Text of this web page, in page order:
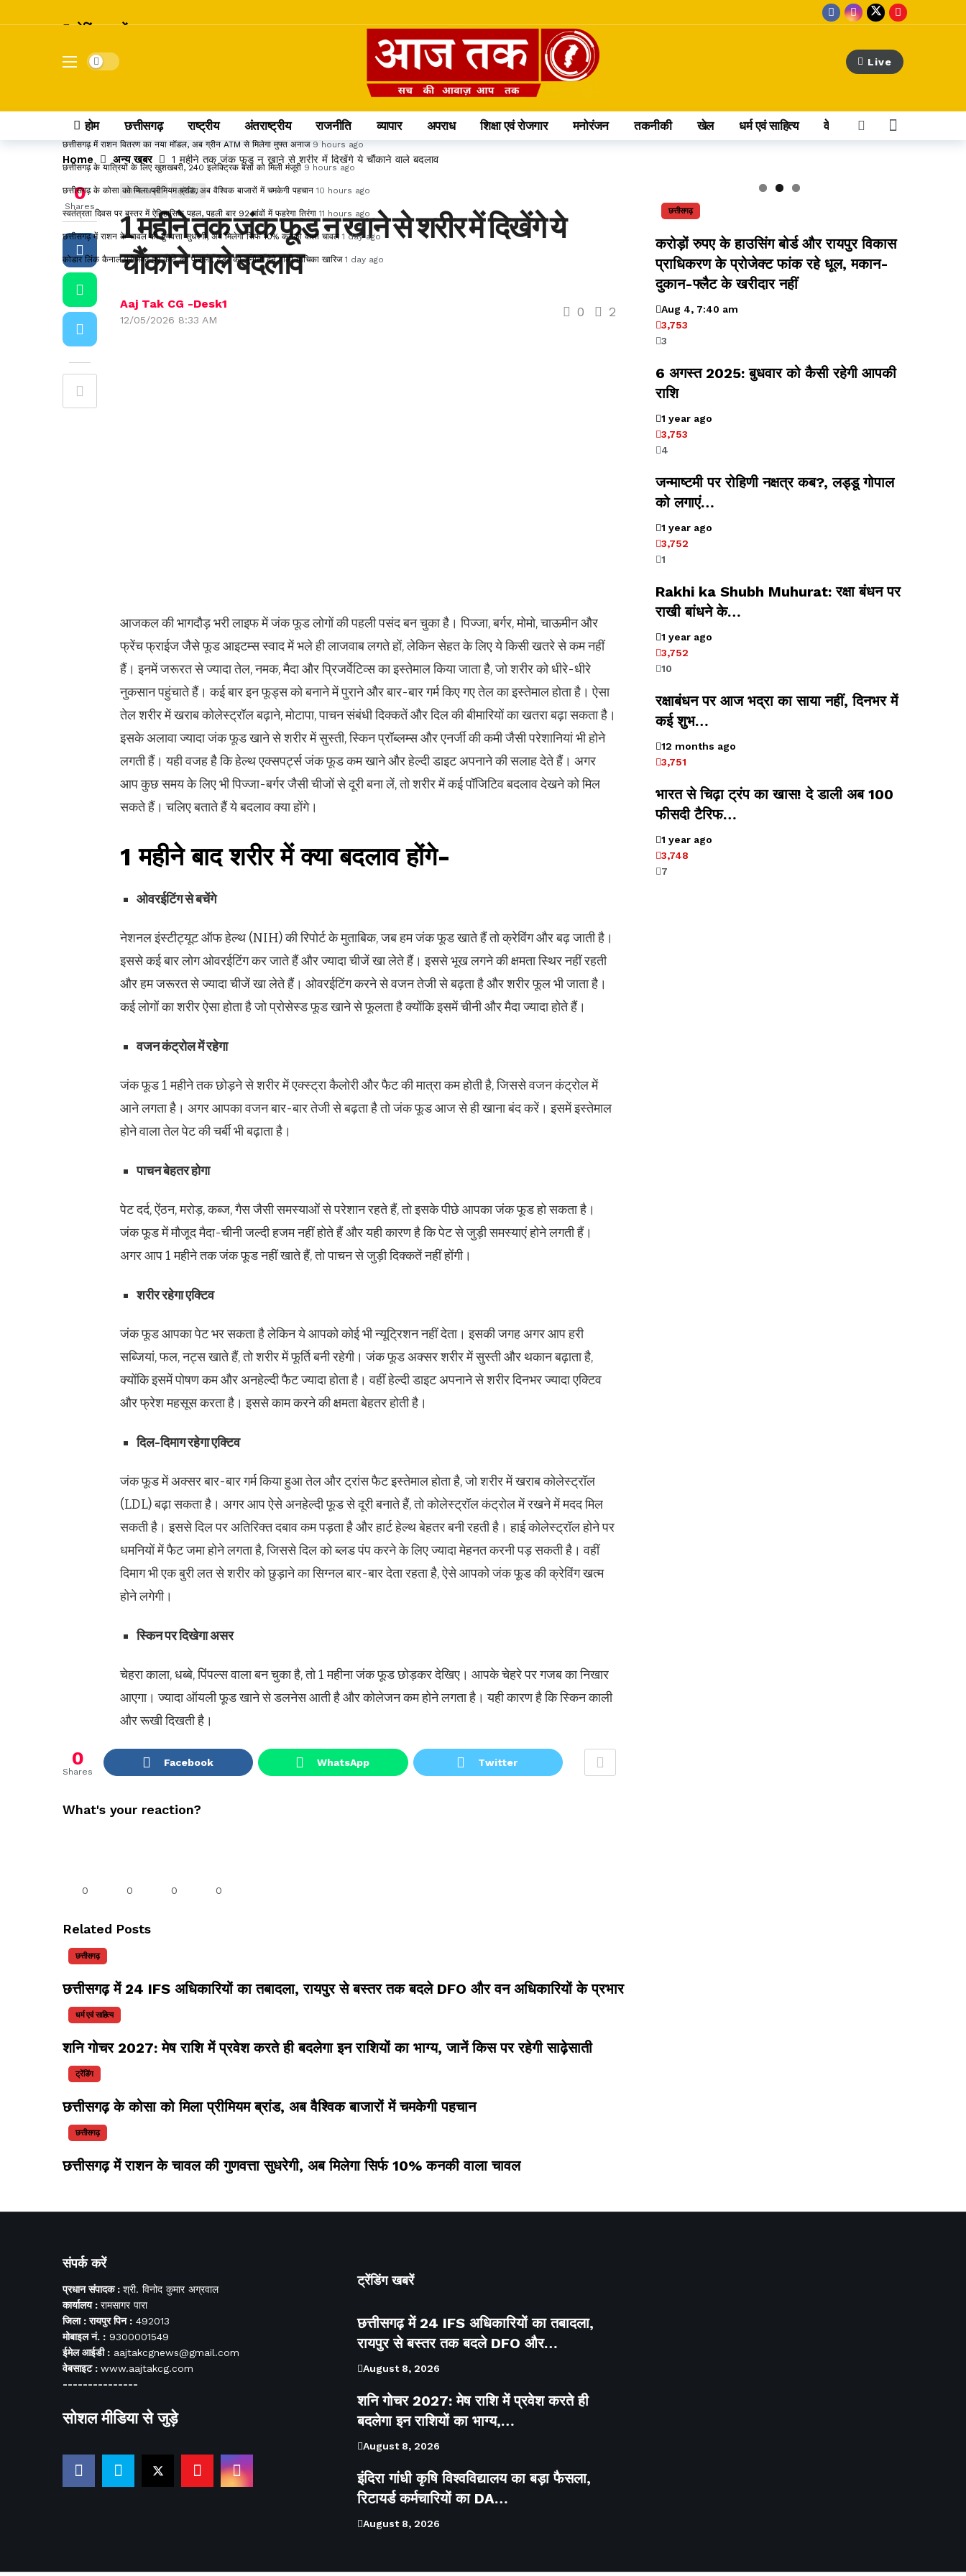
ब्रेकिंग खबरें
छत्तीसगढ़ में 24 IFS अधिकारियों का तबादला, रायपुर से बस्तर तक बदले DFO और वन अधिकारियों के प्रभार 8 hours ago
9 hours ago
सांवले रंग और नौकरी पर तानों से परेशान पति, न्याय की मांग लेकर पहुंचा अदालत 9 hours ago
छत्तीसगढ़ में राशन वितरण का नया मॉडल, अब ग्रीन ATM से मिलेगा मुफ्त अनाज 9 hours ago
छत्तीसगढ़ के यात्रियों के लिए खुशखबरी, 240 इलेक्ट्रिक बसों को मिली मंजूरी 9 hours ago
छत्तीसगढ़ के कोसा को मिला प्रीमियम ब्रांड, अब वैश्विक बाजारों में चमकेगी पहचान 10 hours ago
स्वतंत्रता दिवस पर बस्तर में ऐतिहासिक पहल, पहली बार 92 गांवों में फहरेगा तिरंगा 11 hours ago
छत्तीसगढ़ में राशन के चावल की गुणवत्ता सुधरेगी, अब मिलेगा सिर्फ 10% कनकी वाला चावल 1 day ago
कोडार लिंक कैनाल प्रोजेक्ट पर कोर्ट का फैसला, टेंडर को चुनौती देने वाली याचिका खारिज 1 day ago
Dark mode Live
होम छत्तीसगढ़ राष्ट्रीय अंतराष्ट्रीय राजनीति व्यापार अपराध शिक्षा एवं रोजगार मनोरंजन तकनीकी खेल धर्म एवं साहित्य वेब स्टोरी अन्य खबर
Home अन्य खबर 1 महीने तक जंक फूड न खाने से शरीर में दिखेंगे ये चौंकाने वाले बदलाव
अन्य खबर ट्रेंडिंग
1 महीने तक जंक फूड न खाने से शरीर में दिखेंगे ये
चौंकाने वाले बदलाव
Aaj Tak CG -Desk1
12/05/2026 8:33 AM
0 2
0
Shares
आजकल की भागदौड़ भरी लाइफ में जंक फूड लोगों की पहली पसंद बन चुका है। पिज्जा, बर्गर, मोमो, चाऊमीन और
फ्रेंच फ्राईज जैसे फूड आइटम्स स्वाद में भले ही लाजवाब लगते हों, लेकिन सेहत के लिए ये किसी खतरे से कम नहीं
हैं। इनमें जरूरत से ज्यादा तेल, नमक, मैदा और प्रिजर्वेटिव्स का इस्तेमाल किया जाता है, जो शरीर को धीरे-धीरे
नुकसान पहुंचाते हैं। कई बार इन फूड्स को बनाने में पुराने और बार-बार गर्म किए गए तेल का इस्तेमाल होता है। ऐसा
तेल शरीर में खराब कोलेस्ट्रॉल बढ़ाने, मोटापा, पाचन संबंधी दिक्कतें और दिल की बीमारियों का खतरा बढ़ा सकता है।
इसके अलावा ज्यादा जंक फूड खाने से शरीर में सुस्ती, स्किन प्रॉब्लम्स और एनर्जी की कमी जैसी परेशानियां भी होने
लगती हैं। यही वजह है कि हेल्थ एक्सपर्ट्स जंक फूड कम खाने और हेल्दी डाइट अपनाने की सलाह देते हैं। अगर
आप कुछ समय के लिए भी पिज्जा-बर्गर जैसी चीजों से दूरी बना लें, तो शरीर में कई पॉजिटिव बदलाव देखने को मिल
सकते हैं। चलिए बताते हैं ये बदलाव क्या होंगे।
1 महीने बाद शरीर में क्या बदलाव होंगे-
ओवरईटिंग से बचेंगे
नेशनल इंस्टीट्यूट ऑफ हेल्थ (NIH) की रिपोर्ट के मुताबिक, जब हम जंक फूड खाते हैं तो क्रेविंग और बढ़ जाती है।
इससे कई बार लोग ओवरईटिंग कर जाते हैं और ज्यादा चीजें खा लेते हैं। इससे भूख लगने की क्षमता स्थिर नहीं रहती
और हम जरूरत से ज्यादा चीजें खा लेते हैं। ओवरईटिंग करने से वजन तेजी से बढ़ता है और शरीर फूल भी जाता है।
कई लोगों का शरीर ऐसा होता है जो प्रोसेस्ड फूड खाने से फूलता है क्योंकि इसमें चीनी और मैदा ज्यादा होते हैं।
वजन कंट्रोल में रहेगा
जंक फूड 1 महीने तक छोड़ने से शरीर में एक्स्ट्रा कैलोरी और फैट की मात्रा कम होती है, जिससे वजन कंट्रोल में
आने लगता है। अगर आपका वजन बार-बार तेजी से बढ़ता है तो जंक फूड आज से ही खाना बंद करें। इसमें इस्तेमाल
होने वाला तेल पेट की चर्बी भी बढ़ाता है।
पाचन बेहतर होगा
पेट दर्द, ऐंठन, मरोड़, कब्ज, गैस जैसी समस्याओं से परेशान रहते हैं, तो इसके पीछे आपका जंक फूड हो सकता है।
जंक फूड में मौजूद मैदा-चीनी जल्दी हजम नहीं होते हैं और यही कारण है कि पेट से जुड़ी समस्याएं होने लगती हैं।
अगर आप 1 महीने तक जंक फूड नहीं खाते हैं, तो पाचन से जुड़ी दिक्कतें नहीं होंगी।
शरीर रहेगा एक्टिव
जंक फूड आपका पेट भर सकता है लेकिन ये आपको कोई भी न्यूट्रिशन नहीं देता। इसकी जगह अगर आप हरी
सब्जियां, फल, नट्स खाते हैं, तो शरीर में फूर्ति बनी रहेगी। जंक फूड अक्सर शरीर में सुस्ती और थकान बढ़ाता है,
क्योंकि इसमें पोषण कम और अनहेल्दी फैट ज्यादा होता है। वहीं हेल्दी डाइट अपनाने से शरीर दिनभर ज्यादा एक्टिव
और फ्रेश महसूस करता है। इससे काम करने की क्षमता बेहतर होती है।
दिल-दिमाग रहेगा एक्टिव
जंक फूड में अक्सर बार-बार गर्म किया हुआ तेल और ट्रांस फैट इस्तेमाल होता है, जो शरीर में खराब कोलेस्ट्रॉल
(LDL) बढ़ा सकता है। अगर आप ऐसे अनहेल्दी फूड से दूरी बनाते हैं, तो कोलेस्ट्रॉल कंट्रोल में रखने में मदद मिल
सकती है। इससे दिल पर अतिरिक्त दबाव कम पड़ता है और हार्ट हेल्थ बेहतर बनी रहती है। हाई कोलेस्ट्रॉल होने पर
धमनियों में फैट जमा होने लगता है, जिससे दिल को ब्लड पंप करने के लिए ज्यादा मेहनत करनी पड़ सकती है। वहीं
दिमाग भी एक बुरी लत से शरीर को छुड़ाने का सिग्नल बार-बार देता रहता है, ऐसे आपको जंक फूड की क्रेविंग खत्म
होने लगेगी।
स्किन पर दिखेगा असर
चेहरा काला, धब्बे, पिंपल्स वाला बन चुका है, तो 1 महीना जंक फूड छोड़कर देखिए। आपके चेहरे पर गजब का निखार
आएगा। ज्यादा ऑयली फूड खाने से डलनेस आती है और कोलेजन कम होने लगता है। यही कारण है कि स्किन काली
और रूखी दिखती है।
0
Shares
Facebook WhatsApp Twitter
What's your reaction?
0 0 0 0
छत्तीसगढ़
करोड़ों रुपए के हाउसिंग बोर्ड और रायपुर विकास
प्राधिकरण के प्रोजेक्ट फांक रहे धूल, मकान-
दुकान-फ्लैट के खरीदार नहीं
Aug 4, 7:40 am
3,753
3
6 अगस्त 2025: बुधवार को कैसी रहेगी आपकी
राशि
1 year ago
3,753
4
जन्माष्टमी पर रोहिणी नक्षत्र कब?, लड्डू गोपाल
को लगाएं…
1 year ago
3,752
1
Rakhi ka Shubh Muhurat: रक्षा बंधन पर
राखी बांधने के…
1 year ago
3,752
10
रक्षाबंधन पर आज भद्रा का साया नहीं, दिनभर में
कई शुभ…
12 months ago
3,751
भारत से चिढ़ा ट्रंप का खास! दे डाली अब 100
फीसदी टैरिफ…
1 year ago
3,748
7
Related Posts
छत्तीसगढ़
छत्तीसगढ़ में 24 IFS अधिकारियों का तबादला, रायपुर से बस्तर तक बदले DFO और वन अधिकारियों के प्रभार
धर्म एवं साहित्य
शनि गोचर 2027: मेष राशि में प्रवेश करते ही बदलेगा इन राशियों का भाग्य, जानें किस पर रहेगी साढ़ेसाती
ट्रेंडिंग
छत्तीसगढ़ के कोसा को मिला प्रीमियम ब्रांड, अब वैश्विक बाजारों में चमकेगी पहचान
छत्तीसगढ़
छत्तीसगढ़ में राशन के चावल की गुणवत्ता सुधरेगी, अब मिलेगा सिर्फ 10% कनकी वाला चावल
संपर्क करें
प्रधान संपादक : श्री. विनोद कुमार अग्रवाल
कार्यालय : रामसागर पारा
जिला : रायपुर पिन : 492013
मोबाइल नं. : 9300001549
ईमेल आईडी : aajtakcgnews@gmail.com
वेबसाइट : www.aajtakcg.com
---------------
सोशल मीडिया से जुड़े
ट्रेंडिंग खबरें
छत्तीसगढ़ में 24 IFS अधिकारियों का तबादला,
रायपुर से बस्तर तक बदले DFO और…
August 8, 2026
शनि गोचर 2027: मेष राशि में प्रवेश करते ही
बदलेगा इन राशियों का भाग्य,…
August 8, 2026
इंदिरा गांधी कृषि विश्वविद्यालय का बड़ा फैसला,
रिटायर्ड कर्मचारियों का DA…
August 8, 2026